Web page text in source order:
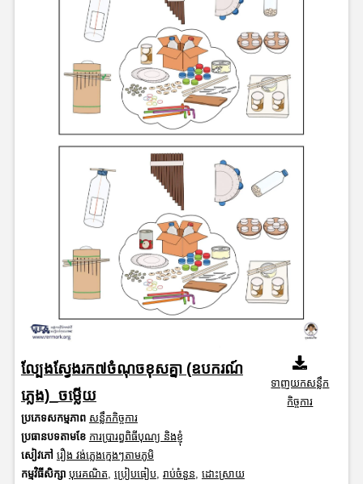
ល្បែងស្វែងរក៧ចំណុចខុសគ្នា (ឧបករណ៍
ភ្លេង)_ចម្លើយ
ប្រភេទសកម្មភាព សន្លឹកកិច្ចការ
ប្រធានបទតាមខែ ការប្រារព្ធពិធីបុណ្យ និងខ្ញុំ
សៀវភៅ រឿង វង់ភ្លេងក្មេងៗតាមភូមិ
កម្មវិធីសិក្សា បុរេគណិត, ប្រៀបធៀប, រាប់ចំនួន, ដោះស្រាយ
ទាញយកសន្លឹក
កិច្ចការ